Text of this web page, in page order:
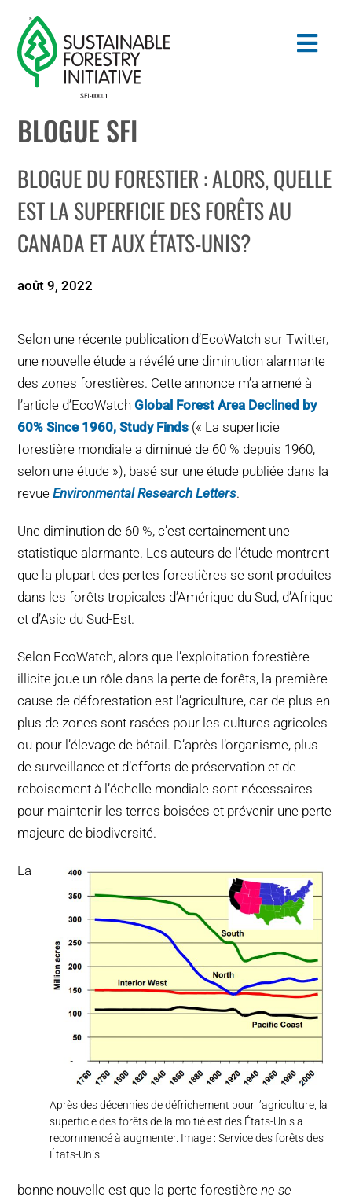
content
Search
NORMES
CONSERVATION
COMMUNAUTÉ
POURQUOI C’EST IMPORTANT
QUI NOUS SOMMES
ACHETER SFI
CERTIFICATS SFI
SFI LABELS
RESSOURCES
Français
BLOGUE SFI
BLOGUE DU FORESTIER : ALORS, QUELLE
EST LA SUPERFICIE DES FORÊTS AU
CANADA ET AUX ÉTATS-UNIS?
août 9, 2022
Selon une récente publication d’EcoWatch sur Twitter,
une nouvelle étude a révélé une diminution alarmante
des zones forestières. Cette annonce m’a amené à
l’article d’EcoWatchGlobal Forest Area Declined by
60% Since 1960, Study Finds (« La superficie
forestière mondiale a diminué de 60 % depuis 1960,
selon une étude »), basé sur une étude publiée dans la
revueEnvironmental Research Letters.
Une diminution de 60 %, c’est certainement une
statistique alarmante. Les auteurs de l’étude montrent
que la plupart des pertes forestières se sont produites
dans les forêts tropicales d’Amérique du Sud, d’Afrique
et d’Asie du Sud-Est.
Selon EcoWatch, alors que l’exploitation forestière
illicite joue un rôle dans la perte de forêts, la première
cause de déforestation est l’agriculture, car de plus en
plus de zones sont rasées pour les cultures agricoles
ou pour l’élevage de bétail. D’après l’organisme, plus
de surveillance et d’efforts de préservation et de
reboisement à l’échelle mondiale sont nécessaires
pour maintenir les terres boisées et prévenir une perte
majeure de biodiversité.
Après des décennies de défrichement pour l’agriculture, la
superficie des forêts de la moitié est des États-Unis a
recommencé à augmenter. Image : Service des forêts des
États-Unis.
La
bonne nouvelle est que la perte forestièrene se